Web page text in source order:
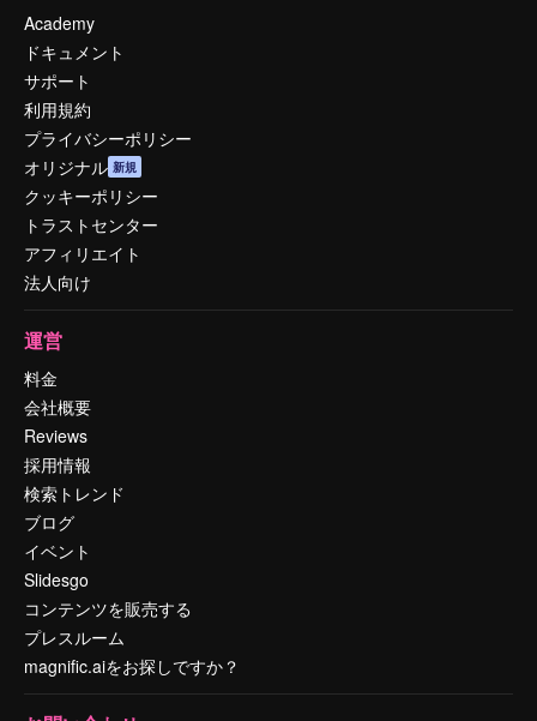
Academy
ドキュメント
サポート
利用規約
プライバシーポリシー
オリジナル 新規
クッキーポリシー
トラストセンター
アフィリエイト
法人向け
運営
料金
会社概要
Reviews
採用情報
検索トレンド
ブログ
イベント
Slidesgo
コンテンツを販売する
プレスルーム
magnific.aiをお探しですか？